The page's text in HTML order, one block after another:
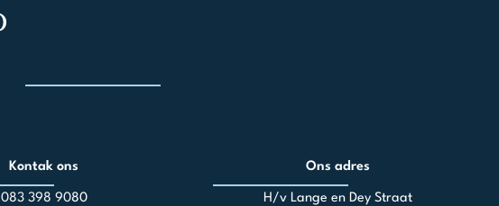
Kontak ons
083 398 9080
Ons adres
H/v Lange en Dey Straat